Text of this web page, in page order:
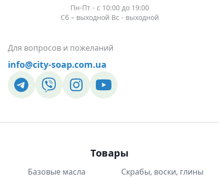
Пн-Пт - c 10:00 до 19:00
Сб – выходной Вс - выходной
Для вопросов и пожеланий
info@city-soap.com.ua
Товары
Базовые масла
Скрабы, воски, глины